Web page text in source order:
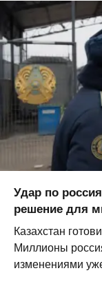
Удар по
решение для
Казахстан
Миллионы
изменениями